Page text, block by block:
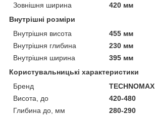
Зовнішня ширина
420 мм
Внутрішні розміри
Внутрішня висота
455 мм
Внутрішня глибина
230 мм
Внутрішня ширина
395 мм
Користувальницькі характеристики
Бренд
TECHNOMAX
Висота, до
420-480
Глибина до, мм
280-290